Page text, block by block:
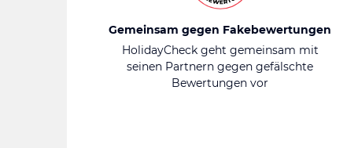
Gemeinsam gegen Fakebewertungen
HolidayCheck geht gemeinsam mit
seinen Partnern gegen gefälschte
Bewertungen vor